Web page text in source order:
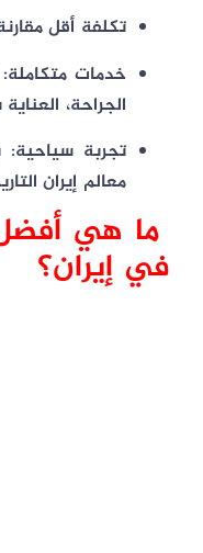
تكلفة أقلمقارنة
خدمات متكاملة:
الجراحة، العناية
تجربة سياحية:
معالم إيران
ما هي
في إيران؟